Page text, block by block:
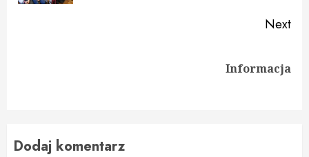
Next
Informacja
Dodaj komentarz